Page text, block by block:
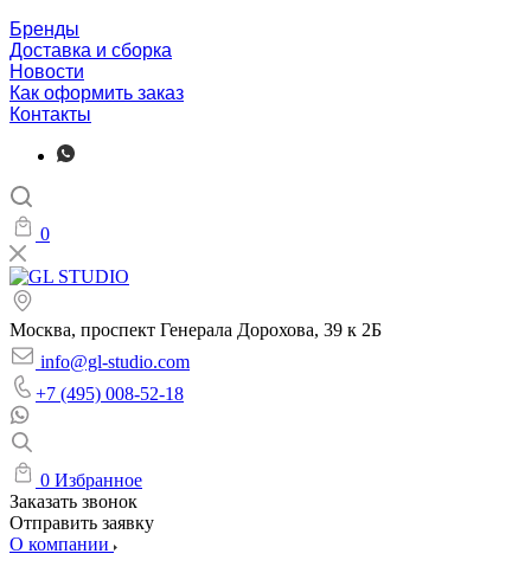
Бренды
Доставка и сборка
Новости
Как оформить заказ
Контакты
0
Москва, проспект Генерала Дорохова, 39 к 2Б
info@gl-studio.com
+7 (495) 008-52-18
0 Избранное
Заказать звонок
Отправить заявку
О компании